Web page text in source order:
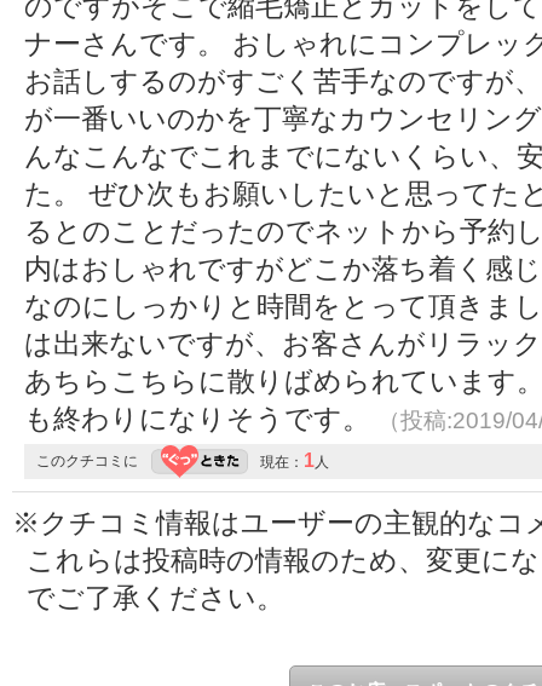
ナーさんです。 おしゃれにコンプレッ
お話しするのがすごく苦手なのですが
が一番いいのかを丁寧なカウンセリン
んなこんなでこれまでにないくらい、
た。 ぜひ次もお願いしたいと思ってた
るとのことだったのでネットから予約
内はおしゃれですがどこか落ち着く感
なのにしっかりと時間をとって頂きま
は出来ないですが、お客さんがリラッ
あちらこちらに散りばめられています
も終わりになりそうです。
（投稿:2019/
このクチコミに 現在： 1人
※クチコミ情報はユーザーの主観的なコ
これらは投稿時の情報のため、変更に
でご了承ください。